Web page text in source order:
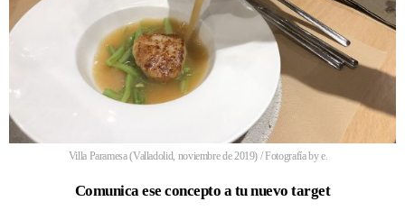
Villa Paramesa (Valladolid, noviembre de 2019) / Fotografía by e.
Comunica ese concepto a tu nuevo target